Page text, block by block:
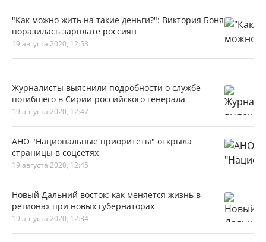
"Как можно жить на такие деньги?": Виктория Боня
поразилась зарплате россиян
19 августа 2020, 12:58
Журналисты выяснили подробности о службе
погибшего в Сирии российского генерала
19 августа 2020, 12:47
АНО "Национальные приоритеты" открыла
страницы в соцсетях
19 августа 2020, 12:45
Новый Дальний восток: как меняется жизнь в
регионах при новых губернаторах
19 августа 2020, 12:34